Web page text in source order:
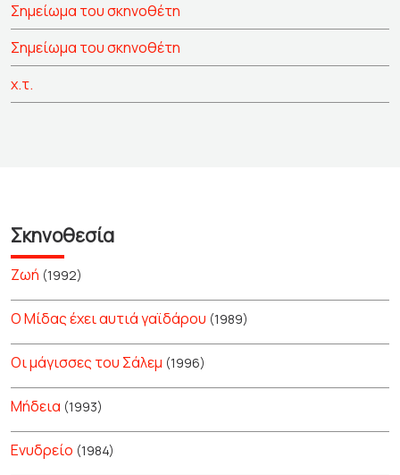
Σημείωμα του σκηνοθέτη
Σημείωμα του σκηνοθέτη
χ.τ.
Σκηνοθεσία
Ζωή (1992)
Ο Μίδας έχει αυτιά γαϊδάρου (1989)
Οι μάγισσες του Σάλεμ (1996)
Μήδεια (1993)
Ενυδρείο (1984)